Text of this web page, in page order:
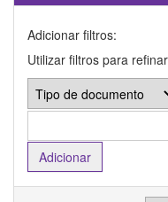
Adicionar filtros:
Utilizar filtros para